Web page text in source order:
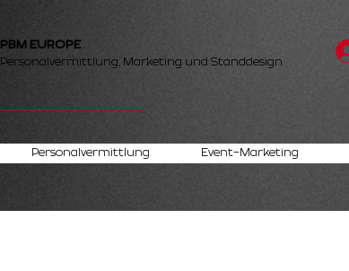
PBM EUROPE
Personalvermittlung, Marketing und Standdesign
Personalvermittlung Event-Marketing